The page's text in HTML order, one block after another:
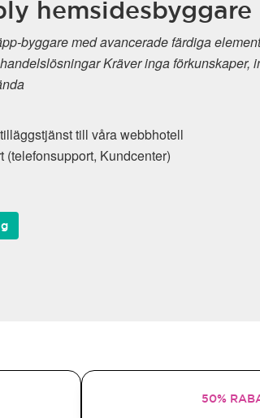
avancerade färdiga element och
Kräver inga förkunskaper, intuitiv och
till våra webbhotell
Kundcenter)
50%